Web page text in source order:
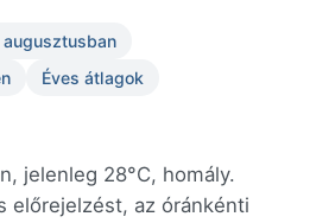
augusztusban
Éves átlagok
jelenleg 28°C, homály.
előrejelzést, az óránkénti